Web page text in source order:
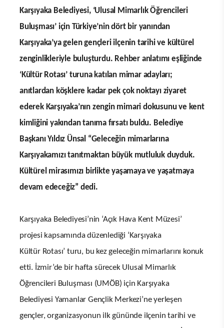
Karşıyaka Belediyesi, ‘Ulusal Mimarlık Öğrencileri
Buluşması’ için Türkiye’nin dört bir yanından
Karşıyaka’ya gelen gençleri ilçenin tarihi ve kültürel
zenginlikleriyle buluşturdu. Rehber anlatımı eşliğinde
‘Kültür Rotası’ turuna katılan mimar adayları;
anıtlardan köşklere kadar pek çok noktayı ziyaret
ederek Karşıyaka’nın zengin mimari dokusunu ve kent
kimliğini yakından tanıma fırsatı buldu. Belediye
Başkanı Yıldız Ünsal “Geleceğin mimarlarına
Karşıyakamızı tanıtmaktan büyük mutluluk duyduk.
Kültürel mirasımızı birlikte yaşamaya ve yaşatmaya
devam edeceğiz” dedi.
Karşıyaka Belediyesi’nin ‘Açık Hava Kent Müzesi’
projesi kapsamında düzenlediği ‘Karşıyaka
Kültür Rotası’ turu, bu kez geleceğin mimarlarını konuk
etti. İzmir’de bir hafta sürecek Ulusal Mimarlık
Öğrencileri Buluşması (UMÖB) için Karşıyaka
Belediyesi Yamanlar Gençlik Merkezi’ne yerleşen
gençler, organizasyonun ilk gününde ilçenin tarihi ve